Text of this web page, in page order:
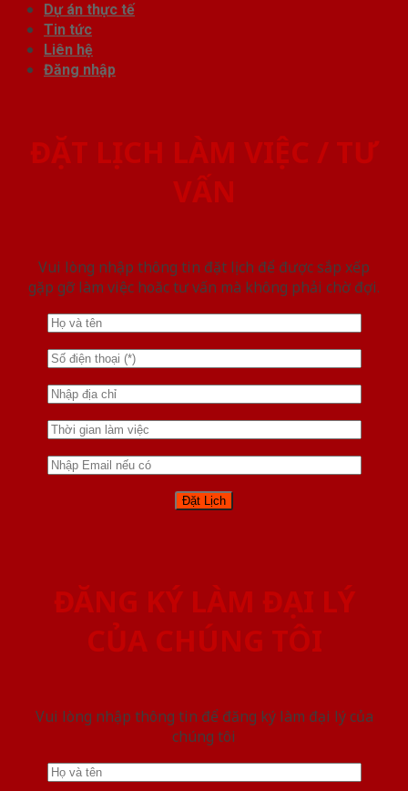
Dự án thực tế
Tin tức
Liên hệ
Đăng nhập
ĐẶT LỊCH LÀM VIỆC / TƯ
VẤN
Vui lòng nhập thông tin đặt lịch để được sắp xếp
gặp gỡ làm việc hoăc tư vấn mà không phải chờ đợi.
ĐĂNG KÝ LÀM ĐẠI LÝ
CỦA CHÚNG TÔI
Vui lòng nhập thông tin để đăng ký làm đại lý của
chúng tôi